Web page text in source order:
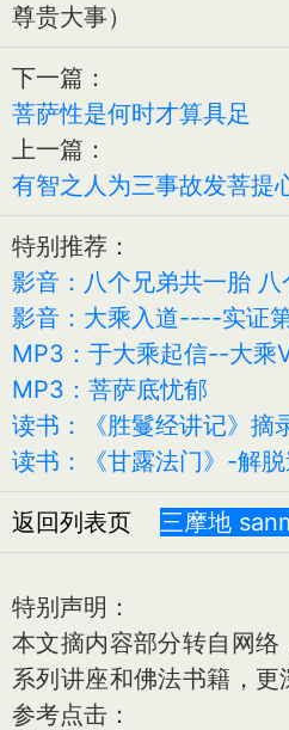
尊贵大事）
下一篇：
菩萨性是何时才算具足
上一篇：
有智之人为三事故发菩提
特别推荐：
影音：八个兄弟共一胎
影音：大乘入道----实证
MP3：于大乘起信--大乘
MP3：菩萨底忧郁
读书：《胜鬘经讲记》摘
读书：《甘露法门》-解
返回列表页 三摩地
特别声明：
本文摘内容部分转自网
系列讲座和佛法书籍，
参考点击：